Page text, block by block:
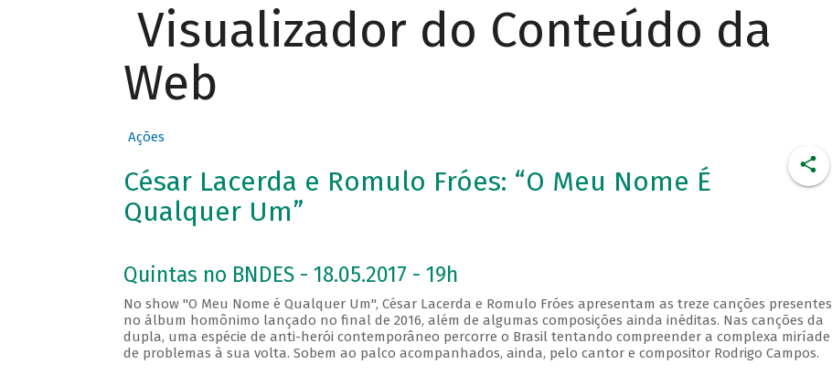
Visualizador do Conteúdo da
Web
Ações
César Lacerda e Romulo Fróes: “O Meu Nome É
Qualquer Um”
Quintas no BNDES - 18.05.2017 - 19h
No show "O Meu Nome é Qualquer Um", César Lacerda e Romulo Fróes apresentam as treze canções presentes
no álbum homônimo lançado no final de 2016, além de algumas composições ainda inéditas. Nas canções da
dupla, uma espécie de anti-herói contemporâneo percorre o Brasil tentando compreender a complexa miríade
de problemas à sua volta. Sobem ao palco acompanhados, ainda, pelo cantor e compositor Rodrigo Campos.